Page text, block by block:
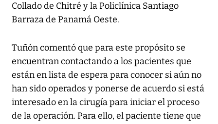
Collado de Chitré y la Policlínica Santiago
Barraza de Panamá Oeste.
Tuñón comentó que para este propósito se
encuentran contactando a los pacientes que
están en lista de espera para conocer si aún no
han sido operados y ponerse de acuerdo si está
interesado en la cirugía para iniciar el proceso
de la operación. Para ello, el paciente tiene que